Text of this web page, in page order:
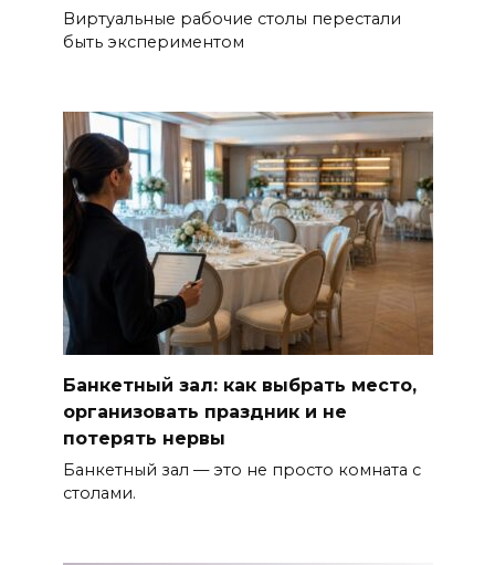
Виртуальные рабочие столы перестали
быть экспериментом
Банкетный зал: как выбрать место,
организовать праздник и не
потерять нервы
Банкетный зал — это не просто комната с
столами.